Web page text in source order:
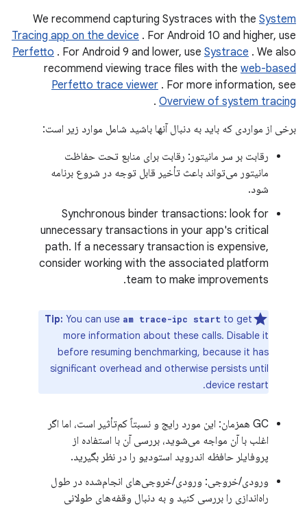
We recommend capturing Systraces with the System
Tracing app on the device . For Android 10 and higher, use
Perfetto . For Android 9 and lower, use Systrace . We also
recommend viewing trace files with the web-based
Perfetto trace viewer . For more information, see
Overview of system tracing
.
برخی از مواردی که باید به دنبال آنها باشید شامل موارد زیر است:
رقابت بر سر مانیتور: رقابت برای منابع تحت حفاظت
مانیتور می‌تواند باعث تأخیر قابل توجه در شروع برنامه
شود.
Synchronous binder transactions: look for
unnecessary transactions in your app's critical
path. If a necessary transaction is expensive,
consider working with the associated platform
team to make improvements.
Tip: You can use am trace-ipc start to get
more information about these calls. Disable it
before resuming benchmarking, because it has
significant overhead and otherwise persists until
device restart.
GC همزمان: این مورد رایج و نسبتاً کم‌تأثیر است، اما اگر
اغلب با آن مواجه می‌شوید، بررسی آن با استفاده از
پروفایلر حافظه اندروید استودیو را در نظر بگیرید.
ورودی/خروجی: ورودی/خروجی‌های انجام‌شده در طول
راه‌اندازی را بررسی کنید و به دنبال وقفه‌های طولانی